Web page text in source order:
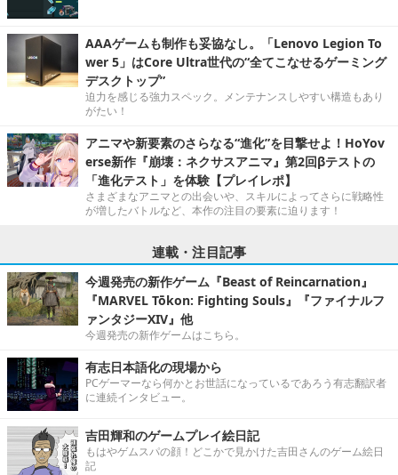
AAAゲームも制作も妥協なし。「Lenovo Legion To
wer 5」はCore Ultra世代の“全てこなせるゲーミング
デスクトップ”
迫力を感じる強力スペック。メンテナンスしやすい構造もあり
がたい！
アニマや新要素のさらなる“進化”を目撃せよ！HoYov
erse新作『崩壊：ネクサスアニマ』第2回βテストの
「進化テスト」を体験【プレイレポ】
さまざまなアニマとの出会いや、スキルによってさらに戦略性
が増したバトルなど、本作の注目の要素に迫ります！
連載・注目記事
今週発売の新作ゲーム『Beast of Reincarnation』
『MARVEL Tōkon: Fighting Souls』『ファイナルフ
ァンタジーXIV』他
今週発売の新作ゲームはこちら。
有志日本語化の現場から
PCゲーマーなら何かとお世話になっているであろう有志翻訳者
に連続インタビュー。
吉田輝和のゲームプレイ絵日記
もはやゲムスパの顔！どこかで見かけた吉田さんのゲーム絵日
記